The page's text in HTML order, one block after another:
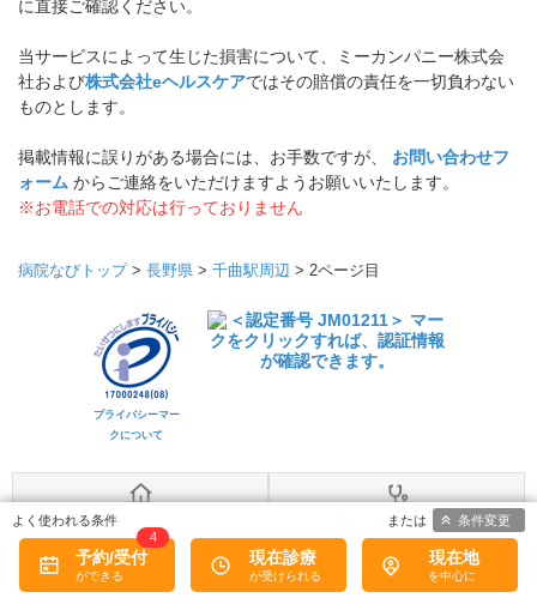
に直接ご確認ください。
当サービスによって生じた損害について、ミーカンパニー株式会
社および株式会社eヘルスケアではその賠償の責任を一切負わない
ものとします。
掲載情報に誤りがある場合には、お手数ですが、 お問い合わせフ
ォーム からご連絡をいただけますようお願いいたします。
※お電話での対応は行っておりません
病院なびトップ> 長野県 > 千曲駅周辺 > 2ページ目
プライバシーマー
クについて
トップ 医療機関の皆様へ
予約/受付
4
現在診療 現在地
条件変更